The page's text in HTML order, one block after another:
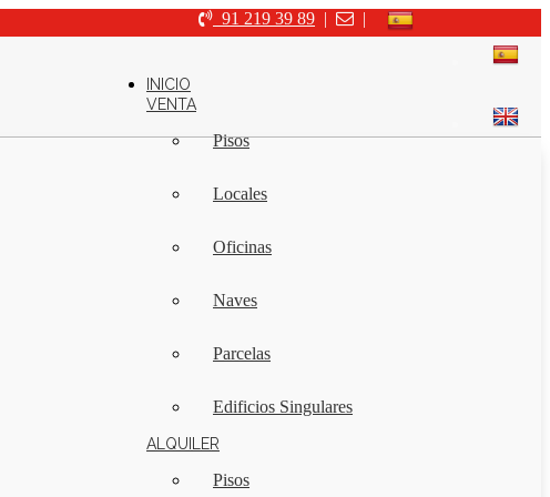
|
91 219 39 89 |
INICIO
VENTA
Pisos
Locales
Oficinas
Naves
Parcelas
Edificios Singulares
ALQUILER
Pisos